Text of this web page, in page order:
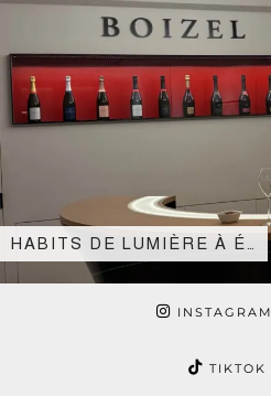
HABITS DE LUMIÈRE À É…
INSTAGRAM
TIKTOK